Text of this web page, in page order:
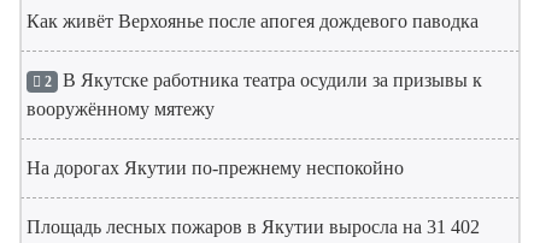
Как живёт Верхоянье после апогея дождевого паводка
2 В Якутске работника театра осудили за призывы к
вооружённому мятежу
На дорогах Якутии по-прежнему неспокойно
Площадь лесных пожаров в Якутии выросла на 31 402